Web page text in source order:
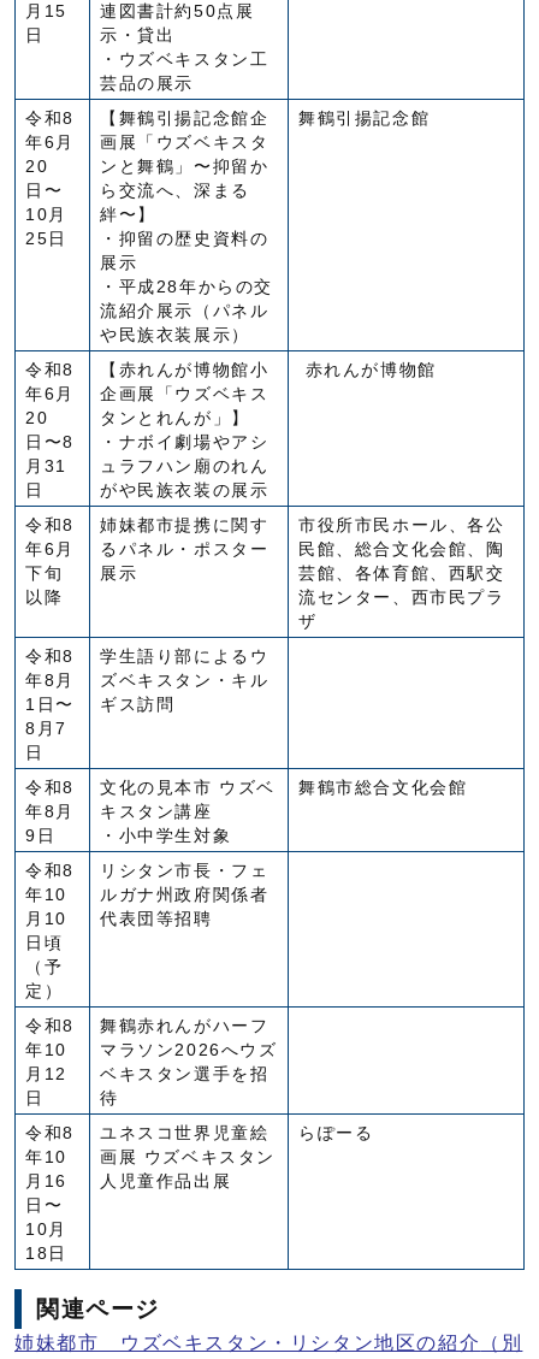
月15
日
連図書計約50点展
示・貸出
・ウズベキスタン工
芸品の展示
令和8
年6月
20
日〜
10月
25日
【舞鶴引揚記念館企
画展「ウズベキスタ
ンと舞鶴」〜抑留か
ら交流へ、深まる
絆〜】
・抑留の歴史資料の
展示
・平成28年からの交
流紹介展示（パネル
や民族衣装展示）
舞鶴引揚記念館
令和8
年6月
20
日〜8
月31
日
【赤れんが博物館小
企画展「ウズベキス
タンとれんが」】
・ナボイ劇場やアシ
ュラフハン廟のれん
がや民族衣装の展示
赤れんが博物館
令和8
年6月
下旬
以降
姉妹都市提携に関す
るパネル・ポスター
展示
市役所市民ホール、各公
民館、総合文化会館、陶
芸館、各体育館、西駅交
流センター、西市民プラ
ザ
令和8
年8月
1日〜
8月7
日
学生語り部によるウ
ズベキスタン・キル
ギス訪問
令和8
年8月
9日
文化の見本市 ウズベ
キスタン講座
・小中学生対象
舞鶴市総合文化会館
令和8
年10
月10
日頃
（予
定）
リシタン市長・フェ
ルガナ州政府関係者
代表団等招聘
令和8
年10
月12
日
舞鶴赤れんがハーフ
マラソン2026へウズ
ベキスタン選手を招
待
令和8
年10
月16
日〜
10月
18日
ユネスコ世界児童絵
画展 ウズベキスタン
人児童作品出展
らぽーる
関連ページ
姉妹都市 ウズベキスタン・リシタン地区の紹介
（別